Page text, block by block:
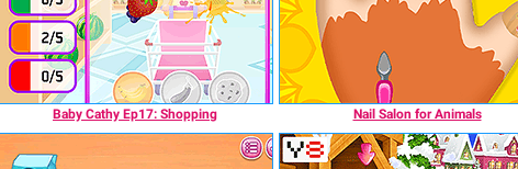
Baby Cathy Ep17: Shopping Nail Salon for Animals